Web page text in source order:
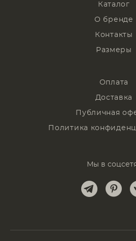
Каталог
О бренде
Контакты
Размеры
Оплата
Доставка
Публичная
Политика
Мы в